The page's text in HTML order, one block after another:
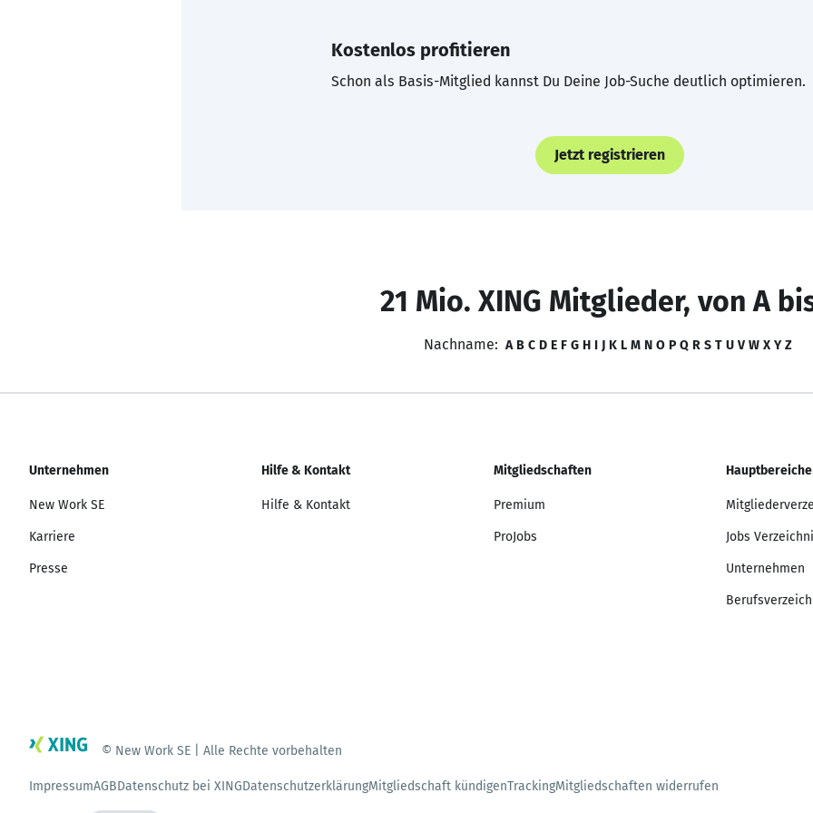
Kostenlos profitieren
Schon als Basis-Mitglied kannst Du Deine Job-Suche deutlich optimieren.
Jetzt registrieren
21 Mio. XING Mitglieder, von A
Nachname: A B C D E F G H I J K L M N O P Q R S T U V W X Y Z
Unternehmen
New Work SE
Karriere
Presse
Hilfe & Kontakt
Hilfe & Kontakt
Mitgliedschaften
Premium
ProJobs
Hauptbereiche
Jobs
Unternehmen
© New Work SE | Alle Rechte vorbehalten
ImpressumAGBDatenschutz bei XINGDatenschutzerklärungMitgliedschaft kündigenTrackingMitgliedschaften widerrufen